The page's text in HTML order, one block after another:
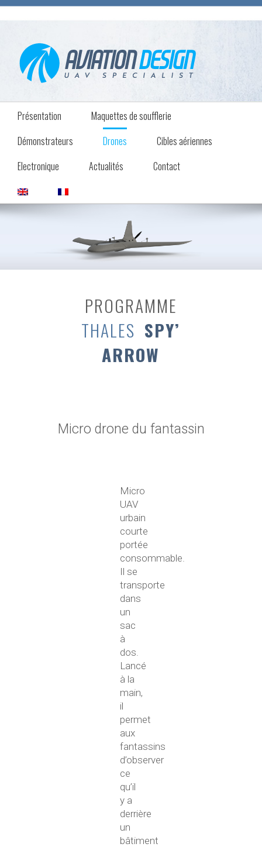
Présentation
Maquettes de soufflerie
Démonstrateurs
Drones
Cibles aériennes
Electronique
Actualités Contact
PROGRAMME
THALES SPY’
ARROW
Micro drone du fantassin
Micro
UAV
urbain
courte
portée
consommable.
Il se
transporte
dans
un
sac
à
dos.
Lancé
à la
main,
il
permet
aux
fantassins
d’observer
ce
qu’il
y a
derrière
un
bâtiment